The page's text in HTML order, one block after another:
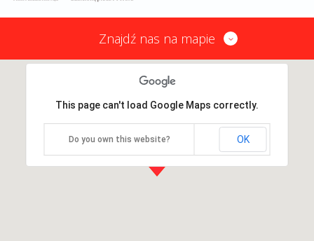
Znajdź nas na mapie
This page can't load Google Maps correctly.
Do you own this website? OK